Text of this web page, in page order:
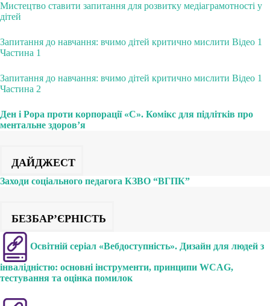
Мистецтво ставити запитання для розвитку медіаграмотності у
дітей
Запитання до навчання: вчимо дітей критично мислити Відео 1
Частина 1
Запитання до навчання: вчимо дітей критично мислити Відео 1
Частина 2
Ден і Рора проти корпорації «С». Комікс для підлітків про
ментальне здоров’я
ДАЙДЖЕСТ
Заходи соціального педагога КЗВО “ВГПК”
БЕЗБАР’ЄРНІСТЬ
Освітній серіал «Вебдоступність». Дизайн для людей з
інвалідністю: основні інструменти, принципи WCAG,
тестування та оцінка помилок